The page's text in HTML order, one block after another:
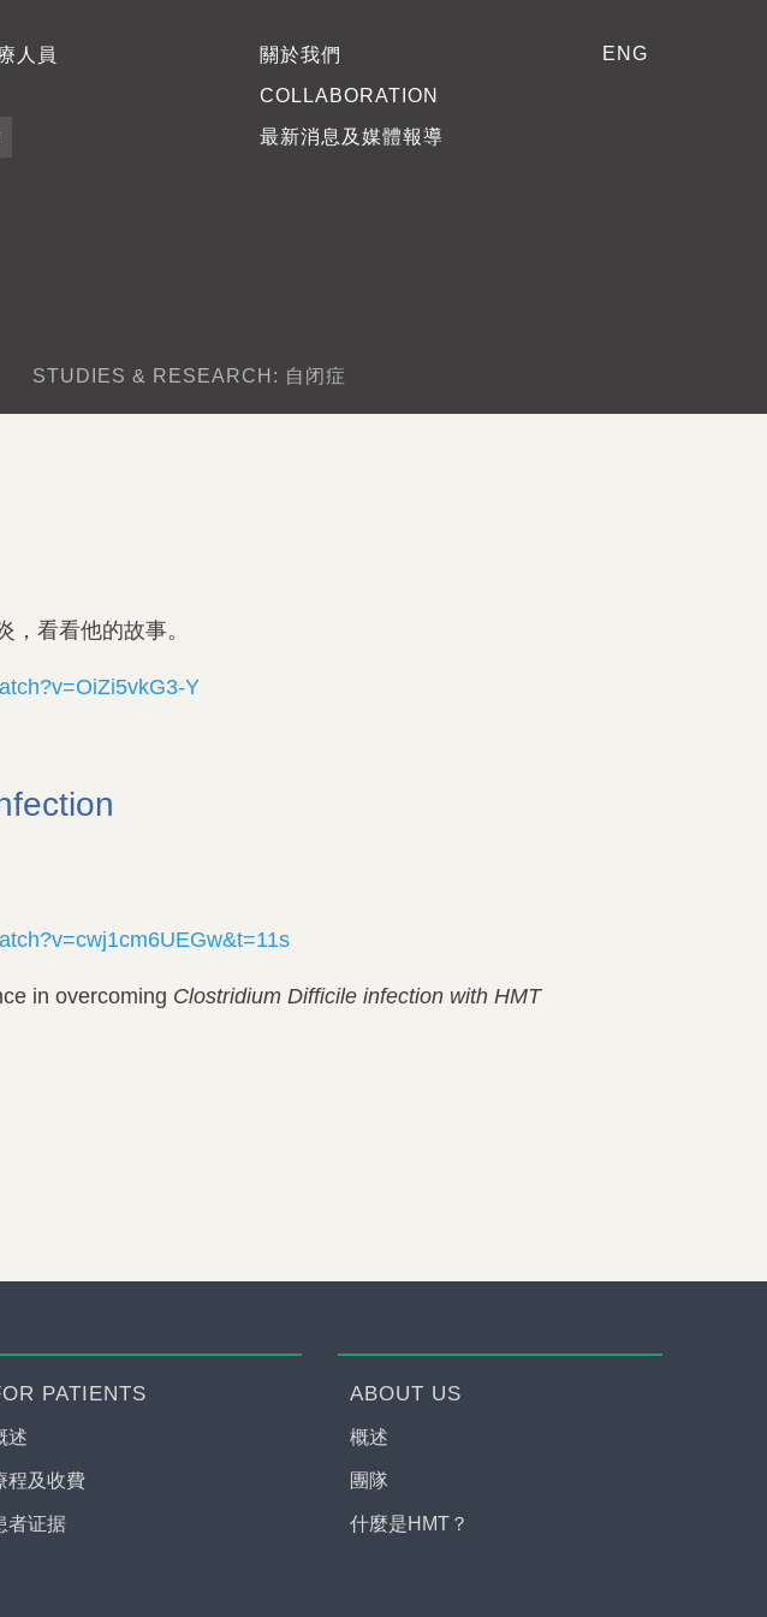
人員
關於我們
COLLABORATION
最新消息及媒體報導
ENG
STUDIES & RESEARCH: 自闭症
，看看他的故事。
Y
in overcoming Clostridium Difficile infection with HMT
PATIENTS
述
程及收費
者证据
ABOUT US
概述
團隊
什麼是HMT？